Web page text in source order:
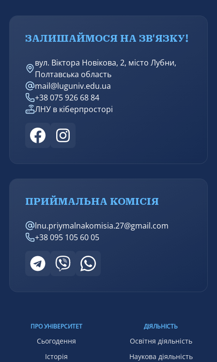
ЗАЛИШАЙМОСЯ НА ЗВ'ЯЗКУ!
вул. Віктора Новікова, 2, місто Лубни,
Полтавська область
mail@luguniv.edu.ua
+38 075 926 68 84
ЛНУ в кіберпросторі
ПРИЙМАЛЬНА КОМІСІЯ
lnu.priymalnakomisia.27@gmail.com
+38 095 105 60 05
ПРО УНІВЕРСИТЕТ
Сьогодення
Історія
ДІЯЛЬНІСТЬ
Освітня діяльність
Наукова діяльність